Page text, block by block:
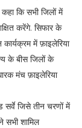
कि सभी जिलों में
करेंगे. सिफार के
में फ़ाइलेरिया
के बीस जिलों के
मंच फ़ाइलेरिया
सर्वे जिसे तीन चरणों में
सभी शामिल